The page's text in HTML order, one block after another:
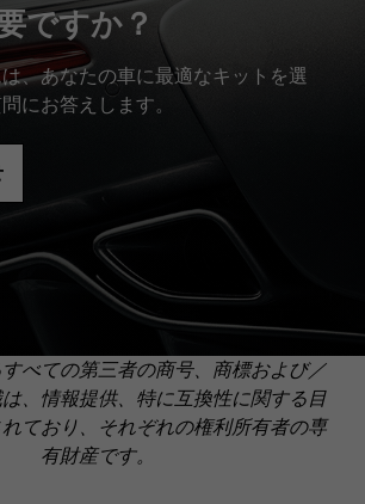
ですか？
、あなたの車に最適なキットを選
にお答えします。
べての第三者の商号、商標および／
、情報提供、特に互換性に関する目
ており、それぞれの権利所有者の専
有財産です。